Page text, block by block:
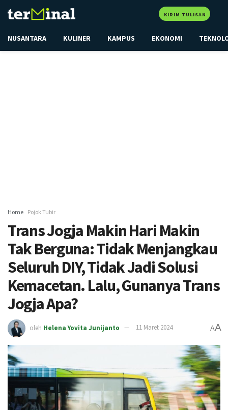
KIRIM TULISAN
NUSANTARA KULINER KAMPUS EKONOMI
Home Pojok Tubir
Trans Jogja Makin Hari Makin
Tak Berguna: Tidak Menjangkau
Seluruh DIY, Tidak Jadi Solusi
Kemacetan. Lalu, Gunanya Trans
Jogja Apa?
oleh Helena Yovita Junijanto 11 Maret 2024 AA